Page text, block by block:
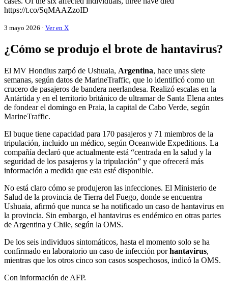
https://t.co/SqMAAZzoID
3 mayo 2026 · Ver en X
¿Cómo se produjo el brote de hantavirus?
El MV Hondius zarpó de Ushuaia, Argentina, hace unas siete
semanas, según datos de MarineTraffic, que lo identificó como un
crucero de pasajeros de bandera neerlandesa. Realizó escalas en la
Antártida y en el territorio británico de ultramar de Santa Elena antes
de fondear el domingo en Praia, la capital de Cabo Verde, según
MarineTraffic.
El buque tiene capacidad para 170 pasajeros y 71 miembros de la
tripulación, incluido un médico, según Oceanwide Expeditions. La
compañía declaró que actualmente está “centrada en la salud y la
seguridad de los pasajeros y la tripulación” y que ofrecerá más
información a medida que esta esté disponible.
No está claro cómo se produjeron las infecciones. El Ministerio de
Salud de la provincia de Tierra del Fuego, donde se encuentra
Ushuaia, afirmó que nunca se ha notificado un caso de hantavirus en
la provincia. Sin embargo, el hantavirus es endémico en otras partes
de Argentina y Chile, según la OMS.
De los seis individuos sintomáticos, hasta el momento solo se ha
confirmado en laboratorio un caso de infección porhantavirus,
mientras que los otros cinco son casos sospechosos, indicó la OMS.
Con información de AFP.